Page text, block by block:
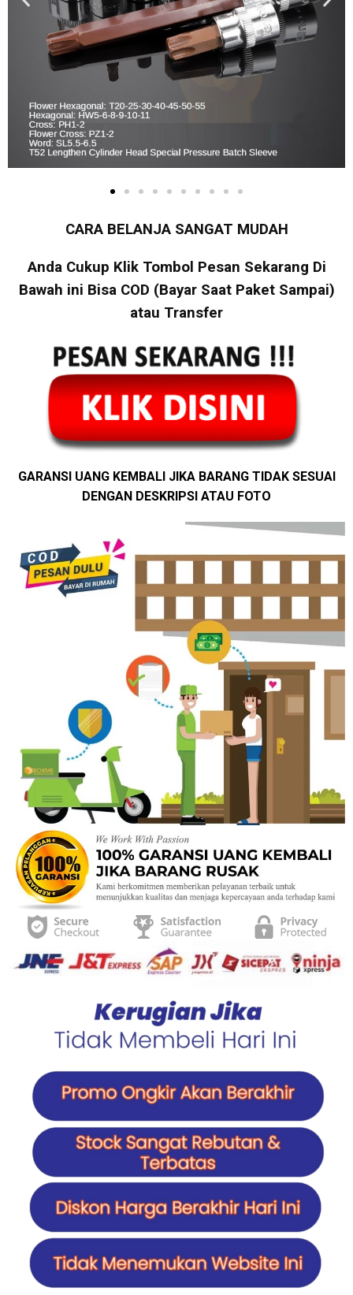
CARA BELANJA SANGAT MUDAH
Anda Cukup Klik Tombol Pesan Sekarang Di
Bawah ini Bisa COD (Bayar Saat Paket Sampai)
atau Transfer
GARANSI UANG KEMBALI JIKA BARANG TIDAK SESUAI
DENGAN DESKRIPSI ATAU FOTO